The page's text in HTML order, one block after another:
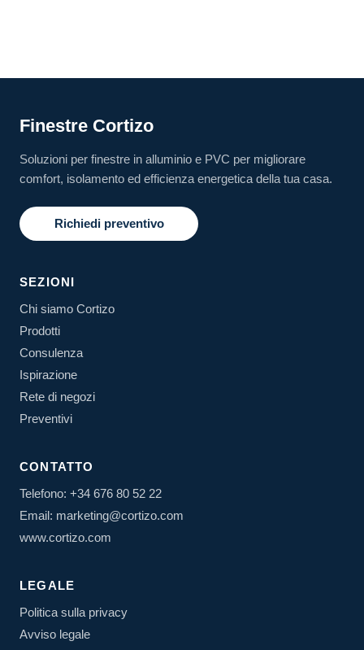
Finestre Cortizo
Soluzioni per finestre in alluminio e PVC per migliorare
comfort, isolamento ed efficienza energetica della tua casa.
Richiedi preventivo
SEZIONI
Chi siamo Cortizo
Prodotti
Consulenza
Ispirazione
Rete di negozi
Preventivi
CONTATTO
Telefono: +34 676 80 52 22
Email: marketing@cortizo.com
www.cortizo.com
LEGALE
Politica sulla privacy
Avviso legale